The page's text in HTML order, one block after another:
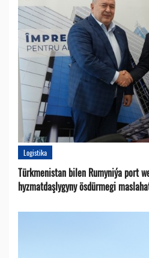
Logistika
Türkmenistan bilen Rumyniýa port
hyzmatdaşlygyny ösdürmegi